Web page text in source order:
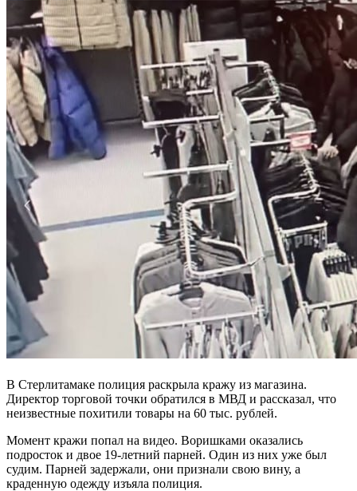
В Стерлитамаке полиция раскрыла кражу из магазина.
Директор торговой точки обратился в МВД и рассказал, что
неизвестные похитили товары на 60 тыс. рублей.
Момент кражи попал на видео. Воришками оказались
подросток и двое 19-летний парней. Один из них уже был
судим. Парней задержали, они признали свою вину, а
краденную одежду изъяла полиция.